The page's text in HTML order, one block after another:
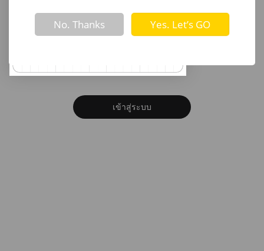
! Not valid!
No. Thanks Yes. Let’s GO
รหัสผ่าน